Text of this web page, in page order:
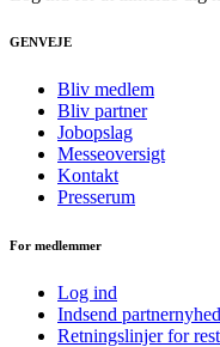
GENVEJE
Bliv medlem
Bliv partner
Jobopslag
Messeoversigt
Kontakt
Presserum
For medlemmer
Log ind
Indsend partnernyhed
Retningslinjer for